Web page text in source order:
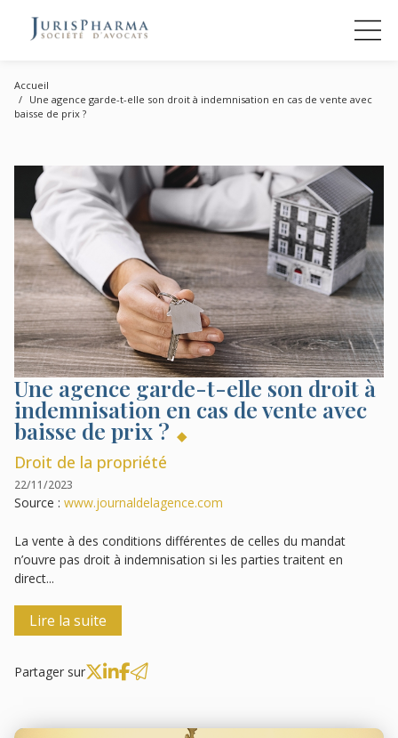
Accueil
Une agence garde-t-elle son droit à indemnisation en cas de vente avec
baisse de prix ?
Une agence garde-t-elle son droit à
indemnisation en cas de vente avec
baisse de prix ?
Droit de la propriété
22/11/2023
Source : www.journaldelagence.com
La vente à des conditions différentes de celles du mandat
n’ouvre pas droit à indemnisation si les parties traitent en
direct...
Lire la suite
Partager sur